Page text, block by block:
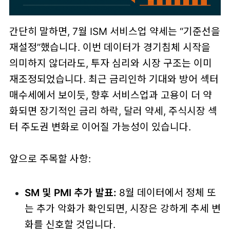
간단히 말하면, 7월 ISM 서비스업 약세는 “기준선을
재설정”했습니다. 이번 데이터가 경기침체 시작을
의미하지 않더라도, 투자 심리와 시장 구조는 이미
재조정되었습니다. 최근 금리인하 기대와 방어 섹터
매수세에서 보이듯, 향후 서비스업과 고용이 더 약
화되면 장기적인 금리 하락, 달러 약세, 주식시장 섹
터 주도권 변화로 이어질 가능성이 있습니다.
앞으로 주목할 사항:
SM 및 PMI 추가 발표: 8월 데이터에서 정체 또
는 추가 악화가 확인되면, 시장은 강하게 추세 변
화를 신호할 것입니다.